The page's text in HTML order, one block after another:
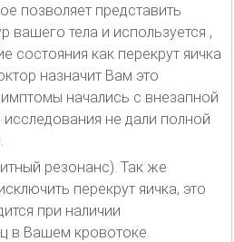
позволяет представить
вашего тела и используется ,
состояния как перекрут яичка
назначит Вам это
начались с внезапной
не дали полной
резонанс). Так же
перекрут яичка, это
при наличии
в Вашем кровотоке.